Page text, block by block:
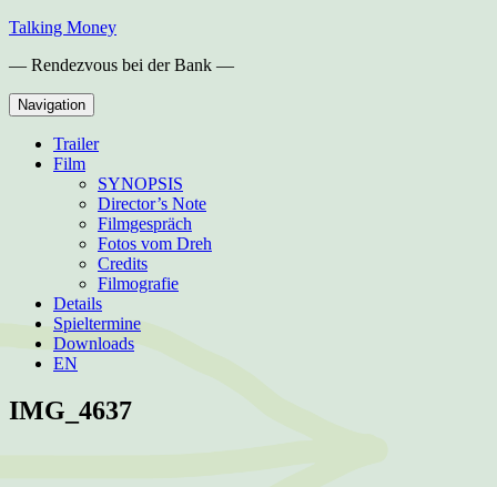
Skip
content
Talking Money
— Rendezvous bei der Bank —
Navigation
Trailer
Film
SYNOPSIS
Director’s Note
Filmgespräch
Fotos vom Dreh
Credits
Filmografie
Details
Spieltermine
Downloads
EN
IMG_4637